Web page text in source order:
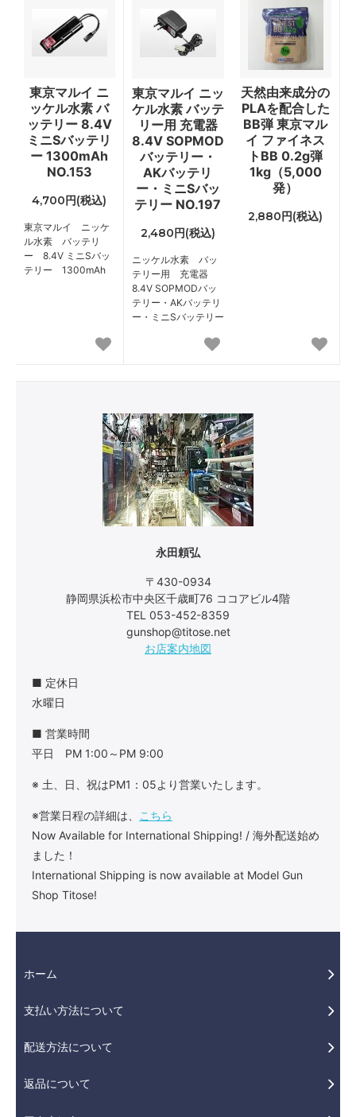
東京マルイ ニ
ッケル水素 バ
ッテリー 8.4V
ミニSバッテリ
ー 1300mAh
NO.153
4,700円(税込)
東京マルイ ニッケ
ル水素 バッテリ
ー 8.4V ミニSバッ
テリー 1300mAh
東京マルイ ニッ
ケル水素 バッテ
リー用 充電器
8.4V SOPMOD
バッテリー・
AKバッテリ
ー・ミニSバッ
テリー NO.197
2,480円(税込)
ニッケル水素 バッ
テリー用 充電器
8.4V SOPMODバッ
テリー・AKバッテリ
ー・ミニSバッテリー
天然由来成分の
PLAを配合した
BB弾 東京マル
イ ファイネス
トBB 0.2g弾
1kg（5,000
発）
2,880円(税込)
永田頼弘
〒430-0934
静岡県浜松市中央区千歳町76 ココアビル4階
TEL 053-452-8359
gunshop@titose.net
お店案内地図
■ 定休日
水曜日
■ 営業時間
平日 PM 1:00～PM 9:00
※ 土、日、祝はPM1：05より営業いたします。
※営業日程の詳細は、
こちら
Now Available for International Shipping! / 海外配送始め
ました！
International Shipping is now available at Model Gun
Shop Titose!
ホーム
支払い方法について
配送方法について
返品について